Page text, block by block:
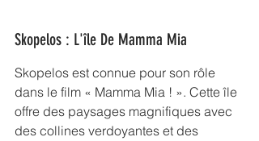
Skopelos : L'île De Mamma Mia
Skopelos est connue pour son rôle
dans le film « Mamma Mia ! ». Cette île
offre des paysages magnifiques avec
des collines verdoyantes et des